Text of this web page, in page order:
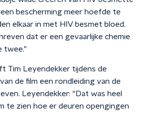
bescherming meer hoefde te
elkaar in met HIV besmet bloed.
dat er een gevaarlijke chemie
twee."
Tim Leyendekker tijdens de
de film een rondleiding van de
Leyendekker: "Dat was heel
te zien hoe er deuren opengingen